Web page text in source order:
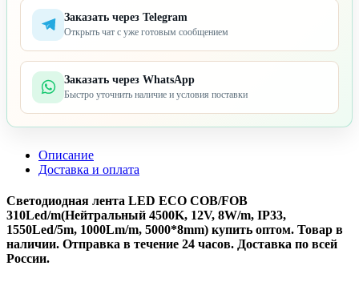
Заказать через Telegram
Открыть чат с уже готовым сообщением
Заказать через WhatsApp
Быстро уточнить наличие и условия поставки
Описание
Доставка и оплата
Светодиодная лента LED ECO COB/FOB
310Led/m(Нейтральный 4500K, 12V, 8W/m, IP33,
1550Led/5m, 1000Lm/m, 5000*8mm) купить оптом. Товар в
наличии. Отправка в течение 24 часов. Доставка по всей
России.